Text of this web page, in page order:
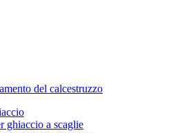
del calcestruzzo
ghiaccio a scaglie